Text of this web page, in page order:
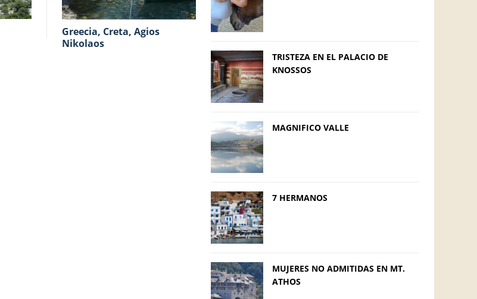
Greecia, Creta, Agios
Nikolaos
TRISTEZA EN EL PALACIO DE
KNOSSOS
MAGNIFICO VALLE
7 HERMANOS
MUJERES NO ADMITIDAS EN MT.
ATHOS